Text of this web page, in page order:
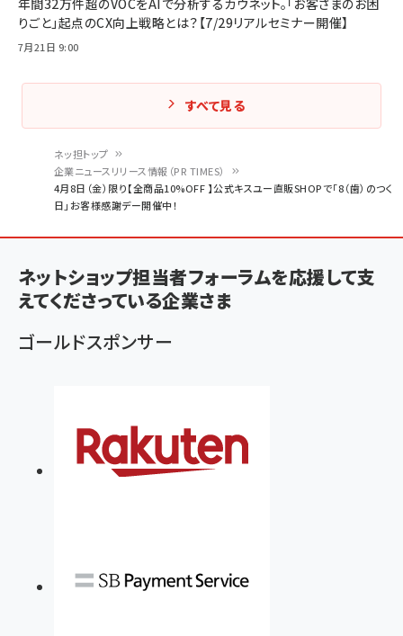
く
ず
ネッ担トップ
企業ニュースリリース情報（PR TIMES）
4月8日（金）限り【全商品10%OFF 】公式キスユー直販SHOPで「8（歯）のつく
日」お客様感謝デー開催中！
年間32万件超のVOCをAIで分析するカウネット。「お客さまのお困
りごと」起点のCX向上戦略とは？【7/29リアルセミナー開催】
7月21日 9:00
すべて見る
ネットショップ担当者フォーラムを応援して支
えてくださっている企業さま
ゴールドスポンサー